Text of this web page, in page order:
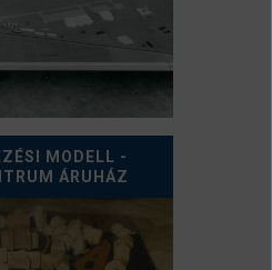
MODELL -
ÁRUHÁZ